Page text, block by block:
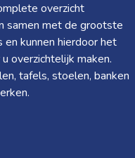
overzicht
samen met de grootste
kunnen hierdoor het
overzichtelijk maken.
tafels, stoelen, banken